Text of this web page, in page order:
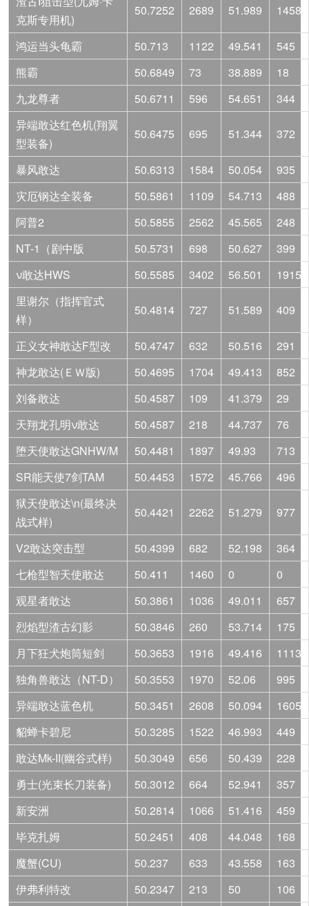
克斯专用机)
50.7252 2689 51.989 1458
鸿运当头龟霸 50.713 1122 49.541
545
熊霸
50.6849 73 38.889
18
九龙尊者
50.6711 596 54.651
344
异端敢达红色机(翔翼
型装备)
50.6475 695 51.344 372
暴风敢达 50.6313 1584 50.054
935
灾厄钢达全装备
50.5861 1109 54.713
488
阿普2
50.5855 2562 45.565
248
NT-1（剧中版
50.5731 698 50.627
399
ν敢达HWS
50.5585 3402 56.501
1915
里谢尔（指挥官式
样）
50.4814 727 51.589 409
正义女神敢达F型改 50.4747 632 50.516
291
神龙敢达(ＥＷ版)
50.4695 1704 49.413
852
刘备敢达
50.4587 109 41.379
29
天翔龙孔明ν敢达
50.4587 218 44.737
76
堕天使敢达GNHW/M
50.4481 1897 49.93
713
SR能天使7剑TAM
50.4453 1572 45.766
496
狱天使敢达\n(最终决
战式样)
50.4421 2262 51.279 977
V2敢达突击型 50.4399 682 52.198
364
七枪型智天使敢达
50.411 1460 0
0
观星者敢达
50.3861 1036 49.011
657
烈焰型渣古幻影
50.3846 260 53.714
175
月下狂犬炮筒短剑
50.3653 1916 49.416
1113
独角兽敢达（NT-D）
50.3553 1970 52.06
995
异端敢达蓝色机
50.3451 2608 50.094
1605
貂蝉卡碧尼
50.3285 1522 46.993
449
敢达Mk-II(幽谷式样)
50.3049 656 50.439
228
勇士(光束长刀装备)
50.3012 664 52.941
357
新安洲
50.2814 1066 51.416
459
毕克扎姆
50.2451 408 44.048
168
魔蟹(CU)
50.237 633 43.558
163
伊弗利特改
50.2347 213 50 106